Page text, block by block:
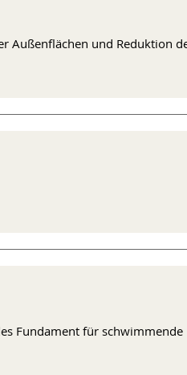
Außenflächen und Reduktion
Fundament für schwimmende